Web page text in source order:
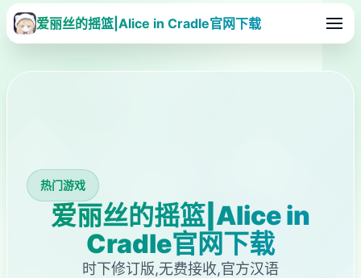
爱丽丝的摇篮|Alice in Cradle官网下载
热门游戏
爱丽丝的摇篮|Alice in
Cradle官网下载
时下修订版,无费接收,官方汉语